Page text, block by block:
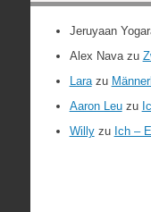
Jeruyaan
Alex Navazu
Larazu
Aaron Leuzu
Willyzu Ich –